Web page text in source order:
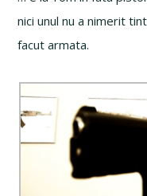
nici unul nu a nimerit
facut armata.